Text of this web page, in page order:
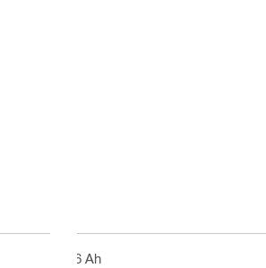
2,6 Ah